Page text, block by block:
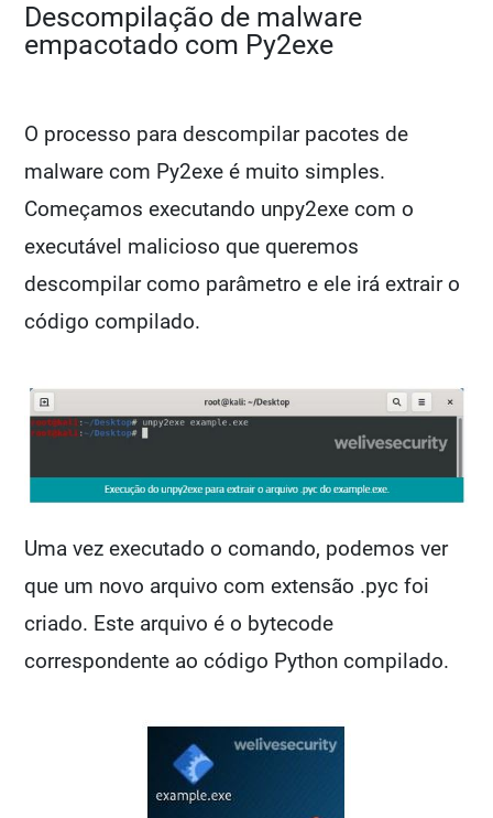
Descompilação de malware
empacotado com Py2exe
O processo para descompilar pacotes de
malware com Py2exe é muito simples.
Começamos executando unpy2exe com o
executável malicioso que queremos
descompilar como parâmetro e ele irá extrair o
código compilado.
Uma vez executado o comando, podemos ver
que um novo arquivo com extensão .pyc foi
criado. Este arquivo é o bytecode
correspondente ao código Python compilado.